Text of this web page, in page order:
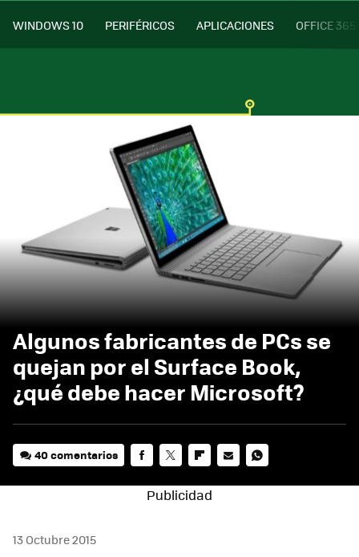
WINDOWS 10 PERIFÉRICOS APLICACIONES OFFICE 365
Algunos fabricantes de PCs se
quejan por el Surface Book,
¿qué debe hacer Microsoft?
40 comentarios
13 Octubre 2015